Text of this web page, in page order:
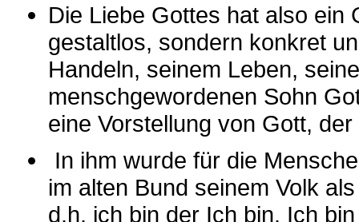
Die Liebe Gottes hat also ein
gestaltlos, sondern konkret
Handeln, seinem Leben,
menschgewordenen Sohn
eine Vorstellung von Gott,
In ihm wurde für die
im alten Bund seinem Volk
d.h. ich bin der Ich bin. Ich